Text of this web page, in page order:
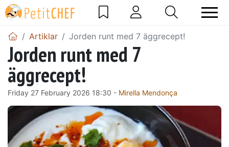
Artiklar Jorden runt med 7 äggrecept!
Jorden runt med 7
äggrecept!
Friday 27 February 2026 18:30 - Mirella Mendonça